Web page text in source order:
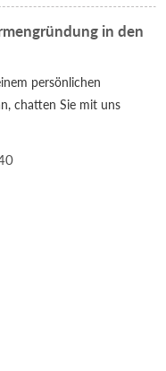
in den
persönlichen
chatten Sie mit uns